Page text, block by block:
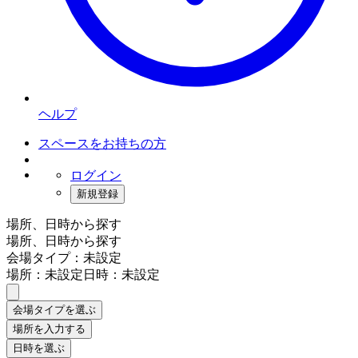
ヘルプ
スペースをお持ちの方
ログイン
新規登録
場所、日時から探す
場所、日時から探す
会場タイプ：未設定
場所：未設定日時：未設定
会場タイプを選ぶ
場所を入力する
日時を選ぶ